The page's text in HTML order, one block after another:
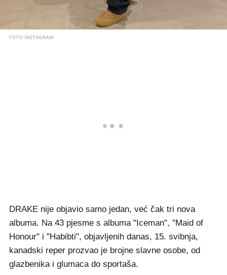
FOTO: INSTAGRAM
DRAKE nije objavio samo jedan, već čak tri nova
albuma. Na 43 pjesme s albuma "Iceman", "Maid of
Honour" i "Habibti", objavljenih danas, 15. svibnja,
kanadski reper prozvao je brojne slavne osobe, od
glazbenika i glumaca do sportaša.